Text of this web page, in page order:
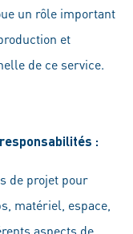
un rôle important
et
de ce service.
:
de projet pour
matériel, espace,
aspects de